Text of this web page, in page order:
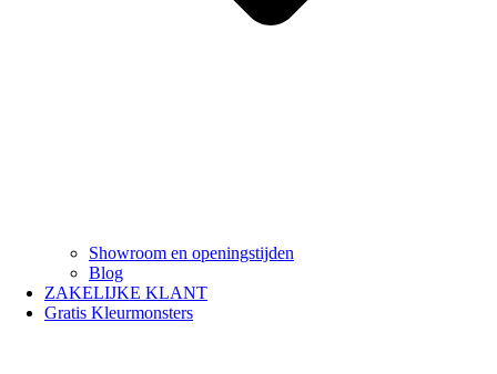
Showroom en openingstijden
Blog
ZAKELIJKE KLANT
Gratis Kleurmonsters